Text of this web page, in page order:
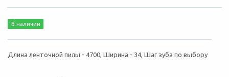
В наличии
Длина ленточной пилы - 4700, Ширина - 34, Шаг зуба по выбору